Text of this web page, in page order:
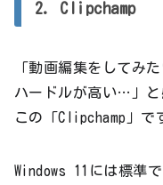
2. Clipchamp
「動画編集をしてみ
ハードルが高い…」と
この「Clipchamp」で
Windows 11には標準